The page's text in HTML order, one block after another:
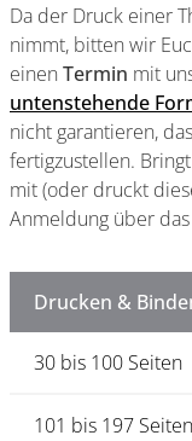
Da der Druck einer
nimmt, bitten wir
einen Termin mit
untenstehende
nicht garantieren,
fertigzustellen.
mit (oder druckt
Anmeldung über
Drucken &
30 bis 100 Seiten
101 bis 197 Seiten